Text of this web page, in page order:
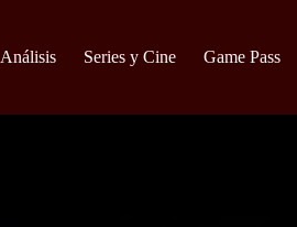
Análisis Series y Cine Game Pass